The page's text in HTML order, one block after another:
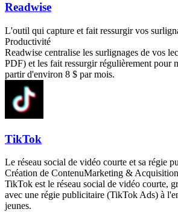
Readwise
L'outil qui capture et fait ressurgir vos
Productivité
Readwise centralise les surlignages de vos
PDF) et les fait ressurgir régulièrement pour
partir d'environ 8 $ par mois.
TikTok
Le réseau social de vidéo courte et sa régie
Création de ContenuMarketing & Acquisition
TikTok est le réseau social de vidéo courte,
avec une régie publicitaire (TikTok Ads) à
jeunes.